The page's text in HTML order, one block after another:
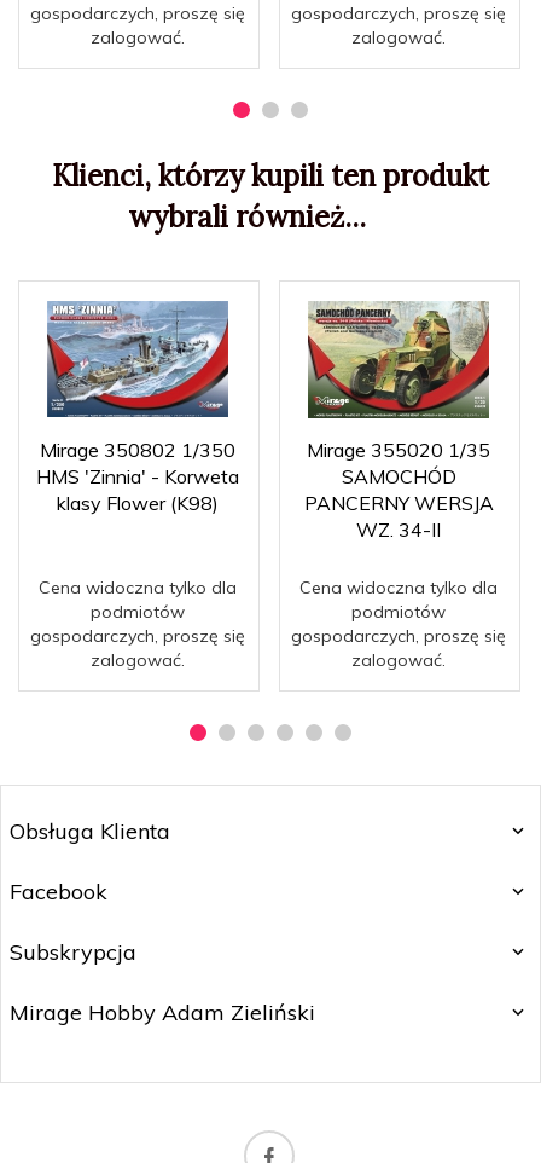
gospodarczych, proszę się
zalogować.
gospodarczych, proszę się
zalogować.
Klienci, którzy kupili ten produkt
wybrali również...
Mirage 350802 1/350
HMS 'Zinnia' - Korweta
klasy Flower (K98)
Cena widoczna tylko dla
podmiotów
gospodarczych, proszę się
zalogować.
Mirage 355020 1/35
SAMOCHÓD
PANCERNY WERSJA
WZ. 34-II
Cena widoczna tylko dla
podmiotów
gospodarczych, proszę się
zalogować.
Obsługa Klienta
Facebook
Subskrypcja
Mirage Hobby Adam Zieliński
marketing@mirage-hobby.pl